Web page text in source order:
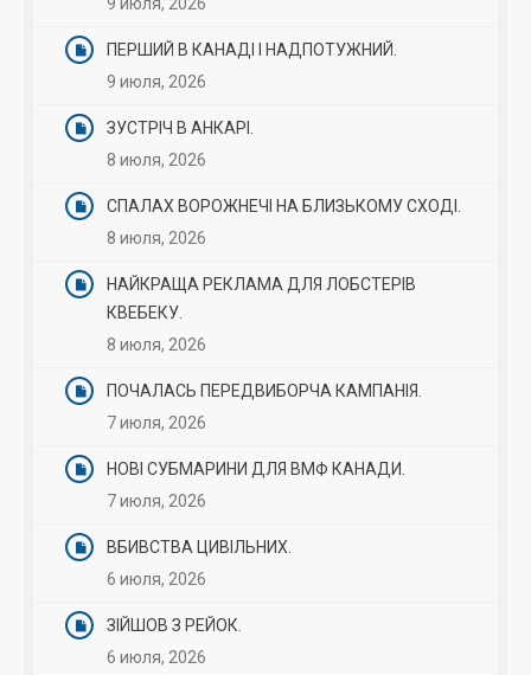
9 июля, 2026
ПЕРШИЙ В КАНАДІ І НАДПОТУЖНИЙ.
9 июля, 2026
ЗУСТРІЧ В АНКАРІ.
8 июля, 2026
СПАЛАХ ВОРОЖНЕЧІ НА БЛИЗЬКОМУ СХОДІ.
8 июля, 2026
НАЙКРАЩА РЕКЛАМА ДЛЯ ЛОБСТЕРІВ
КВЕБЕКУ.
8 июля, 2026
ПОЧАЛАСЬ ПЕРЕДВИБОРЧА КАМПАНІЯ.
7 июля, 2026
НОВІ СУБМАРИНИ ДЛЯ ВМФ КАНАДИ.
7 июля, 2026
ВБИВСТВА ЦИВІЛЬНИХ.
6 июля, 2026
ЗІЙШОВ З РЕЙОК.
6 июля, 2026